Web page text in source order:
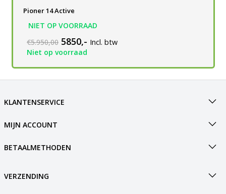
Pioner 14 Active
NIET OP VOORRAAD
€5.950,00 5850,- Incl. btw
Niet op voorraad
KLANTENSERVICE
MIJN ACCOUNT
BETAALMETHODEN
VERZENDING